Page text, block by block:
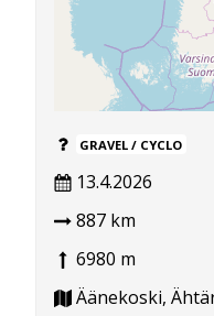
GRAVEL / CYCLO
13.4.2026
887 km
6980 m
Äänekoski,